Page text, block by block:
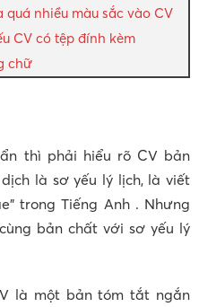
quá nhiều màu sắc vào CV
CV có tệp đính kèm
chữ
thì phải hiểu rõ CV bản
là sơ yếu lý lịch, là viết
trong Tiếng Anh . Nhưng
bản chất với sơ yếu lý
là một bản tóm tắt ngắn